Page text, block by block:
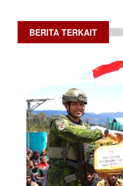
BERITA TERKAIT